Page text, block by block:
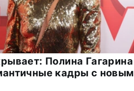
Полина Гагарина
кадры с новым